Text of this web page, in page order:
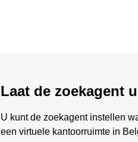
Laat de zoekagent
U kunt de zoekagent instellen
een virtuele kantoorruimte in